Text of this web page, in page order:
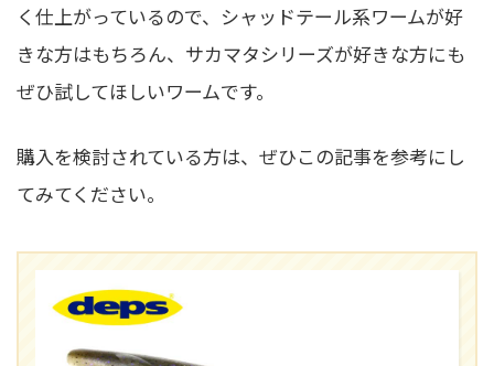
く仕上がっているので、シャッドテール系ワームが好
きな方はもちろん、サカマタシリーズが好きな方にも
ぜひ試してほしいワームです。
購入を検討されている方は、ぜひこの記事を参考にし
てみてください。